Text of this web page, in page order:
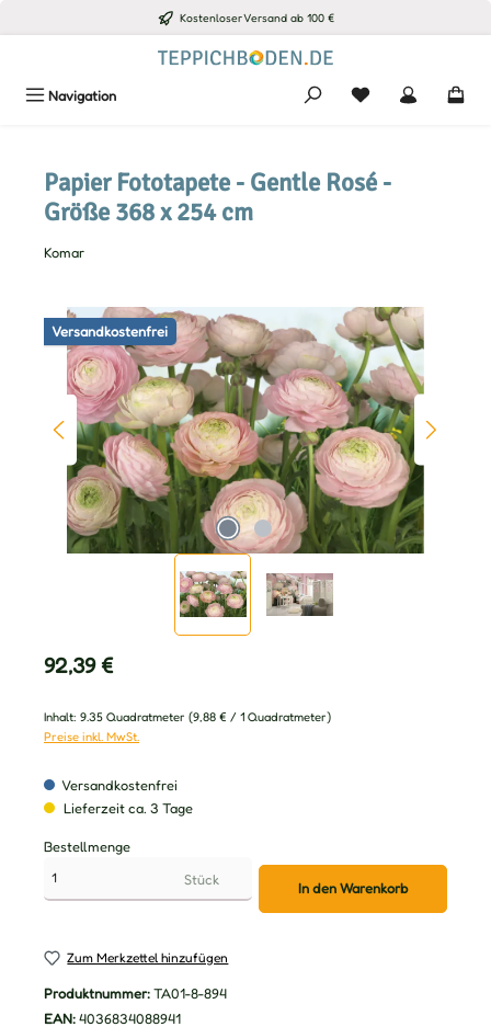
Zum Hauptinhalt springen Kostenloser Versand ab 100 €
Navigation Du hast 0
Papier Fototapete - Gentle Rosé -
Größe 368 x 254 cm
Komar
Bildergalerie überspringen
Versandkostenfrei
Regulärer Preis:
92,39 €
Inhalt: 9.35 Quadratmeter (9,88 € / 1 Quadratmeter)
Preise inkl. MwSt.
Versandkostenfrei
Lieferzeit ca. 3 Tage
Bestellmenge
Stück
In den Warenkorb
Zum Merkzettel hinzufügen
Produktnummer: TA01-8-894
EAN: 4036834088941